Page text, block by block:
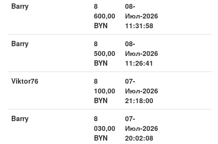
Barry
8
600,00
BYN
08-
Июл-2026
11:31:58
Barry
8
500,00
BYN
08-
Июл-2026
11:26:41
Viktor76
8
100,00
BYN
07-
Июл-2026
21:18:00
Barry
8
030,00
BYN
07-
Июл-2026
20:02:08